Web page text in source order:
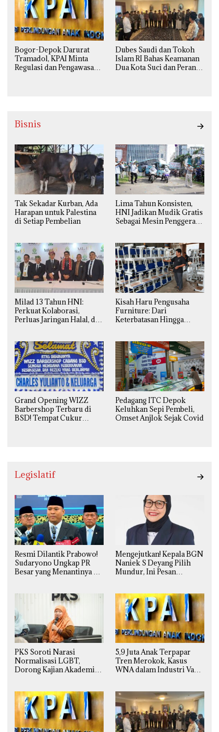
Bogor-Depok Darurat
Tramadol, KPAI Minta
Regulasi dan Pengawasan
Dubes Saudi dan Tokoh
Islam RI Bahas Keamanan
Dua Kota Suci dan Peran
Bisnis
Tak Sekadar Kurban, Ada
Harapan untuk Palestina
di Setiap Pembelian
Lima Tahun Konsisten,
HNI Jadikan Mudik Gratis
Sebagai Mesin Penggerak
Milad 13 Tahun HNI:
Perkuat Kolaborasi,
Perluas Jaringan Halal, dan
Kisah Haru Pengusaha
Furniture: Dari
Keterbatasan Hingga
Grand Opening WIZZ
Barbershop Terbaru di
BSD! Tempat Cukur
Pedagang ITC Depok
Keluhkan Sepi Pembeli,
Omset Anjlok Sejak Covid
Legislatif
Resmi Dilantik Prabowo!
Sudaryono Ungkap PR
Besar yang Menantinya di
Mengejutkan! Kepala BGN
Naniek S Deyang Pilih
Mundur, Ini Pesan
PKS Soroti Narasi
Normalisasi LGBT,
Dorong Kajian Akademik
Agama
5,9 Juta Anak Terpapar
Tren Merokok, Kasus
WNA dalam Industri Vape